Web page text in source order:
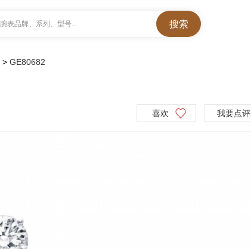
腕表品牌、系列、型号...
> GE80682
喜欢 我要点评